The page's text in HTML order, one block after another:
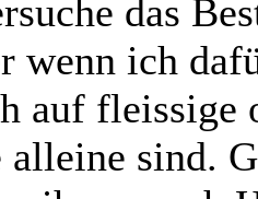
das
wenn ich
auf fleissige
alleine sind.